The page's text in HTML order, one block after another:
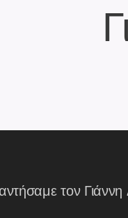
τον Γιάννη